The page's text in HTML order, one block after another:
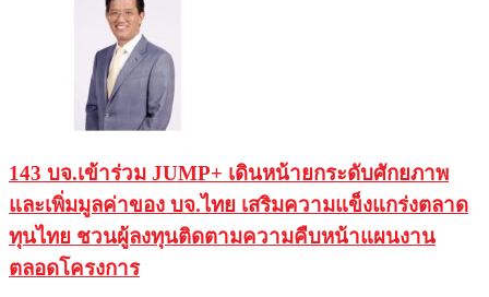
143 บจ.เข้าร่วม JUMP+ เดินหน้ายกระดับศักยภาพ
และเพิ่มมูลค่าของ บจ.ไทย เสริมความแข็งแกร่งตลาด
ทุนไทย ชวนผู้ลงทุนติดตามความคืบหน้าแผนงาน
ตลอดโครงการ